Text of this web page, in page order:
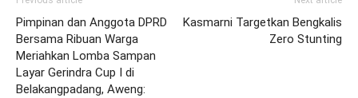
Pimpinan dan Anggota DPRD
Bersama Ribuan Warga
Meriahkan Lomba Sampan
Layar Gerindra Cup I di
Belakangpadang, Aweng:
Kasmarni Targetkan Bengkalis
Zero Stunting